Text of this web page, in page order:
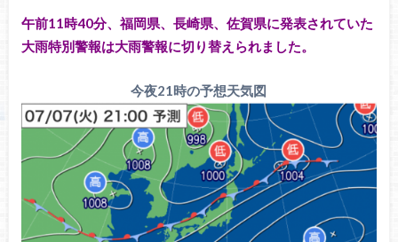
午前11時40分、福岡県、長崎県、佐賀県に発表されていた
大雨特別警報は大雨警報に切り替えられました。
今夜21時の予想天気図